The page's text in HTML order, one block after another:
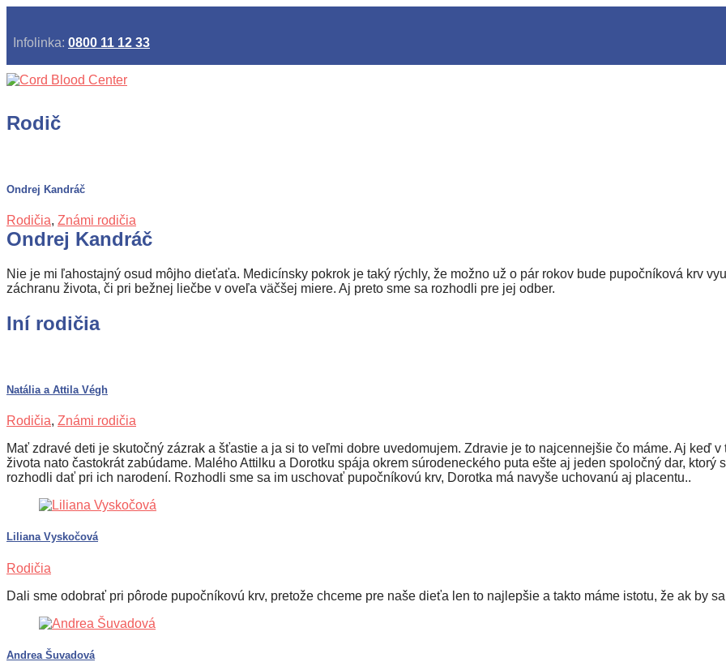
Infolinka: 0800 11 12 33
Rodič
Ondrej Kandráč
Rodičia, Známi rodičia
Ondrej Kandráč
Nie je mi ľahostajný osud môjho dieťaťa. Medicínsky pokrok je taký rýchly, že možno už o pár rokov bude pupočníková krv
záchranu života, či pri bežnej liečbe v oveľa väčšej miere. Aj preto sme sa rozhodli pre jej odber.
Iní rodičia
Natália a Attila Végh
Rodičia, Známi rodičia
Mať zdravé deti je skutočný zázrak a šťastie a ja si to veľmi dobre uvedomujem. Zdravie je to najcennejšie čo máme. Aj keď v
života nato častokrát zabúdame. Malého Attilku a Dorotku spája okrem súrodeneckého puta ešte aj jeden spoločný dar, ktorý
rozhodli dať pri ich narodení. Rozhodli sme sa im uschovať pupočníkovú krv, Dorotka má navyše uchovanú aj placentu..
Liliana Vyskočová
Rodičia
Dali sme odobrať pri pôrode pupočníkovú krv, pretože chceme pre naše dieťa len to najlepšie a takto máme istotu, že ak by
Andrea Šuvadová